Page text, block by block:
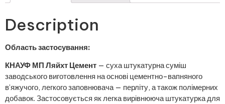
Description
Область застосування:
КНАУФ МП Ляйхт Цемент — суха штукатурна суміш
заводського виготовлення на основі цементно-вапняного
в’яжучого, легкого заповнювача — перліту, а також полімерних
добавок. Застосовується як легка вирівнююча штукатурка для